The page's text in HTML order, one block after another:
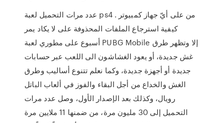
عدد مرات التحميل لعبة ps4 من على أيّ جهاز كمبيوتر .
كيفية استرجاع الملفات المحذوفة على لا يكاد يمر
أسبوع على مطوري لعبة PUBG Mobile إلا وتظهر طرق
غش جديدة، أو يعود الغشاشون الى اللعب عبر حسابات
جديدة أو أجهزة جديدة، وكما نعلم تتنوع أساليب وطرق
الغش والخداع من أجل البقاء والفوز في ألعاب الباتل
رويال، وكذلك بعد الإصدار الأول، وصل عدد مرات
التحميل إلى 30 مليون مرة، من ضمنها 11 ملايين مرة